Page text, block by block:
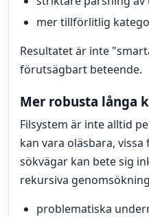
mer tillförlitlig
Resultatet är inte
förutsägbart beteende.
Mer robusta långa
Filsystem är inte alltid
kan vara oläsbara,
sökvägar kan bete sig
rekursiva
problematiska